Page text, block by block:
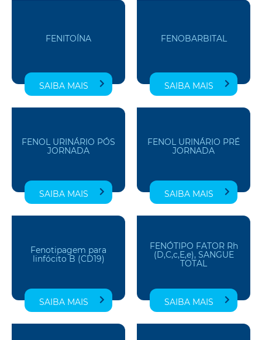
FENITOÍNA
SAIBA MAIS
FENOBARBITAL
SAIBA MAIS
FENOL URINÁRIO PÓS
JORNADA
SAIBA MAIS
FENOL URINÁRIO PRÉ
JORNADA
SAIBA MAIS
Fenotipagem para
linfócito B (CD19)
SAIBA MAIS
FENÓTIPO FATOR Rh
(D,C,c,E,e), SANGUE
TOTAL
SAIBA MAIS